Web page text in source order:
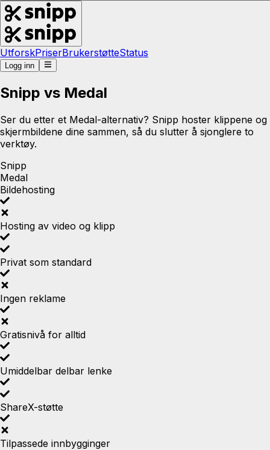
UtforskPriserBrukerstøtteStatus
Logg inn
Snipp vs Medal
Ser du etter et Medal-alternativ? Snipp hoster klippene og
skjermbildene dine sammen, så du slutter å sjonglere to
verktøy.
Snipp
Medal
Bildehosting
Hosting av video og klipp
Privat som standard
Ingen reklame
Gratisnivå for alltid
Umiddelbar delbar lenke
ShareX-støtte
Tilpassede innbygginger